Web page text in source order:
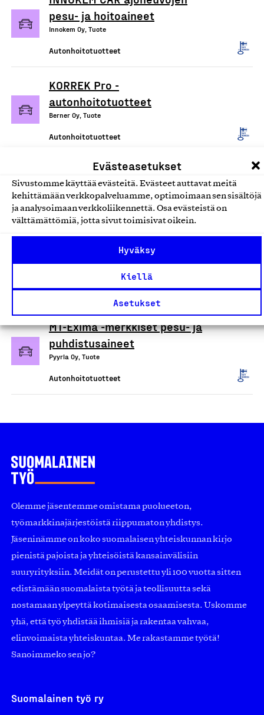
Evästeasetukset
Sivustomme käyttää evästeitä. Evästeet auttavat meitä
kehittämään verkkopalveluamme, optimoimaan sen sisältöjä
ja analysoimaan verkkoliikennettä. Osa evästeistä on
välttämättömiä, jotta sivut toimisivat oikein.
Hyväksy
Kiellä
Asetukset
pesu- ja hoitoaineet
Innokem Oy, Tuote
Autonhoitotuotteet
KORREK Pro -
autonhoitotuotteet
Berner Oy, Tuote
Autonhoitotuotteet
KORREK Originals -
autonhoitotuotteet
Berner Oy, Tuote
Autonhoitotuotteet
Fure® - Autonhoitotuotteet
Autonhoitotuotteet
MT-Exima -merkkiset pesu- ja
puhdistusaineet
Pyyrla Oy, Tuote
Autonhoitotuotteet
Olemme jäsentemme omistama puolueeton,
työmarkkinajärjestöistä riippumaton yhdistys.
Jäseninämme on koko suomalaisen yhteiskunnan kirjo
pienistä pajoista ja yhteisöistä kansainvälisiin
suuryrityksiin. Meidät on perustettu yli 100 vuotta sitten
edistämään suomalaista työtä ja teollisuutta sekä
nostamaan ylpeyttä kotimaisesta osaamisesta. Uskomme
yhä, että työ yhdistää ihmisiä ja rakentaa vahvaa,
elinvoimaista yhteiskuntaa. Me rakastamme työtä!
Sanoimmeko sen jo?
Suomalainen työ ry